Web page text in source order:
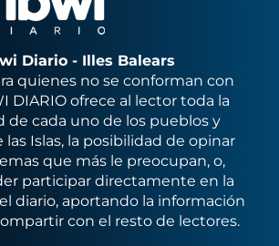
Diario - Illes Balears
quienes no se conforman con
DIARIO ofrece al lector toda la
de cada uno de los pueblos y
las Islas, la posibilidad de opinar
que más le preocupan, o,
participar directamente en la
diario, aportando la información
con el resto de lectores.